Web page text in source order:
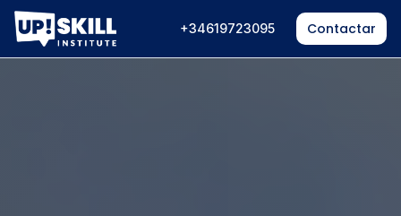
+34619723095 Contactar